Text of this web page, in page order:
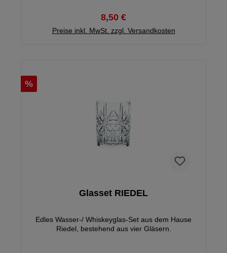
8,50 €
Preise inkl. MwSt. zzgl. Versandkosten
%
Glasset RIEDEL
Edles Wasser-/ Whiskeyglas-Set aus dem Hause
Riedel, bestehend aus vier Gläsern.